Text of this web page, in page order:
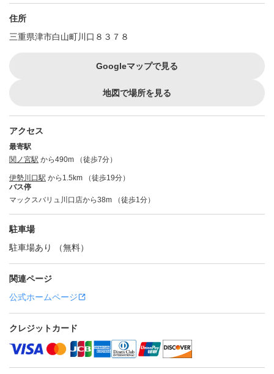
住所
三重県津市白山町川口８３７８
Googleマップで見る
地図で場所を見る
アクセス
最寄駅
関ノ宮駅 から490m （徒歩7分）
伊勢川口駅 から1.5km （徒歩19分）
バス停
マックスバリュ川口店から38m （徒歩1分）
駐車場
駐車場あり （無料）
関連ページ
公式ホームページ
クレジットカード